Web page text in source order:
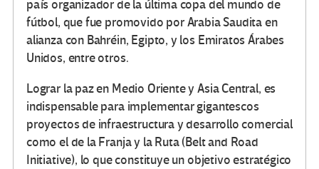
país organizador de la última copa del mundo de
fútbol, que fue promovido por Arabia Saudita en
alianza con Bahréin, Egipto, y los Emiratos Árabes
Unidos, entre otros.
Lograr la paz en Medio Oriente y Asia Central, es
indispensable para implementar gigantescos
proyectos de infraestructura y desarrollo comercial
como el de la Franja y la Ruta (Belt and Road
Initiative), lo que constituye un objetivo estratégico